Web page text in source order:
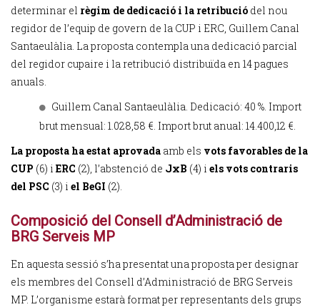
determinar el règim de dedicació i la retribució del nou
regidor de l’equip de govern de la CUP i ERC, Guillem Canal
Santaeulàlia. La proposta contempla una dedicació parcial
del regidor cupaire i la retribució distribuïda en 14 pagues
anuals.
Guillem Canal Santaeulàlia. Dedicació: 40 %. Import
brut mensual: 1.028,58 €. Import brut anual: 14.400,12 €.
La proposta ha estat aprovada amb els vots favorables de la
CUP (6) i ERC (2), l’abstenció de JxB (4) i els vots contraris
del PSC (3) i el BeGI (2).
Composició del Consell d’Administració de
BRG Serveis MP
En aquesta sessió s’ha presentat una proposta per designar
els membres del Consell d’Administració de BRG Serveis
MP. L’organisme estarà format per representants dels grups